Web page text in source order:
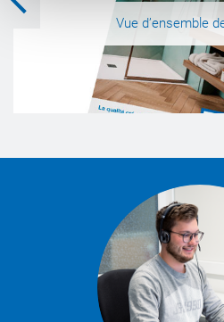
Vue d’ensemble